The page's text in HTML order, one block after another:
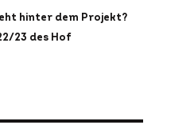
hinter dem Projekt?
23 des Hof